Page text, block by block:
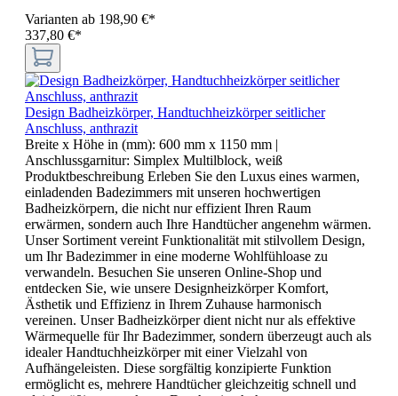
Varianten ab 198,90 €*
337,80 €*
Design Badheizkörper, Handtuchheizkörper seitlicher
Anschluss, anthrazit
Breite x Höhe in (mm): 600 mm x 1150 mm |
Anschlussgarnitur: Simplex Multilblock, weiß
Produktbeschreibung Erleben Sie den Luxus eines warmen,
einladenden Badezimmers mit unseren hochwertigen
Badheizkörpern, die nicht nur effizient Ihren Raum
erwärmen, sondern auch Ihre Handtücher angenehm wärmen.
Unser Sortiment vereint Funktionalität mit stilvollem Design,
um Ihr Badezimmer in eine moderne Wohlfühloase zu
verwandeln. Besuchen Sie unseren Online-Shop und
entdecken Sie, wie unsere Designheizkörper Komfort,
Ästhetik und Effizienz in Ihrem Zuhause harmonisch
vereinen. Unser Badheizkörper dient nicht nur als effektive
Wärmequelle für Ihr Badezimmer, sondern überzeugt auch als
idealer Handtuchheizkörper mit einer Vielzahl von
Aufhängeleisten. Diese sorgfältig konzipierte Funktion
ermöglicht es, mehrere Handtücher gleichzeitig schnell und